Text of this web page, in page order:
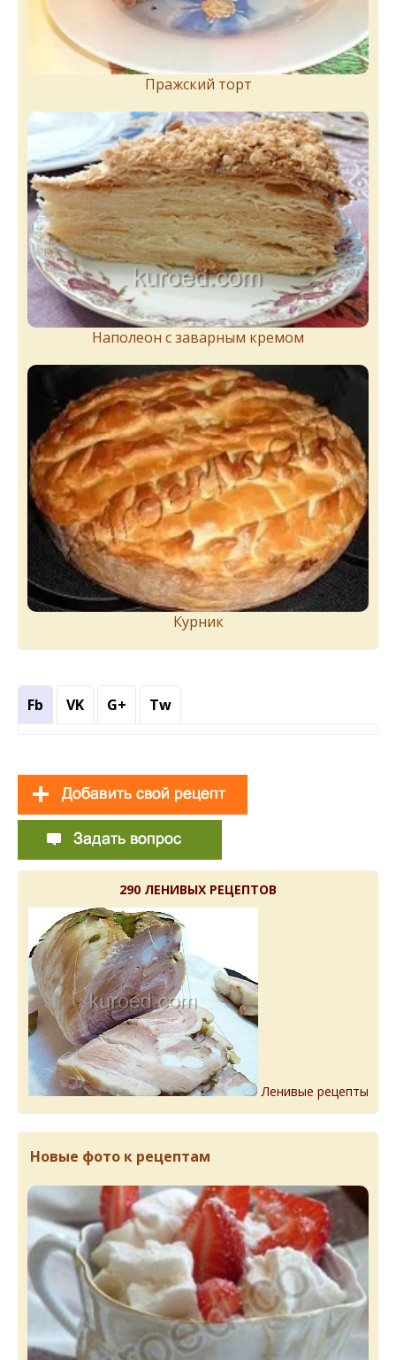
Пражский торт
Наполеон с заварным кремом
Курник
Fb VK G+ Tw
290 ЛЕНИВЫХ РЕЦЕПТОВ
Ленивые рецепты
Новые фото к рецептам